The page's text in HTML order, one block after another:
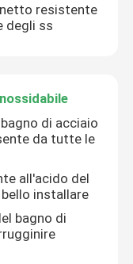
resistente
degli ss
di acciaio
da tutte le
all'acido del
installare
bagno di